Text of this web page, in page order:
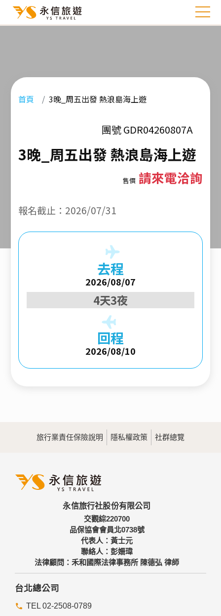
首頁 3晚_周五出發 熱浪島海上遊
團號 GDR04260807A
3晚_周五出發 熱浪島海上遊
售價請來電洽詢
報名截止：2026/07/31
去程
2026/08/07
4天3夜
回程
2026/08/10
旅行業責任保險說明 隱私權政策 社群總覽
永信旅行社股份有限公司
交觀綜220700
品保協會會員北0738號
代表人：黃士元
聯絡人：彭姍瑋
法律顧問：禾和國際法律事務所 陳德弘 律師
台北總公司
TEL 02-2508-0789